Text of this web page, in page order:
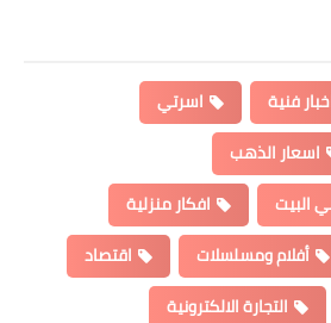
فنية
اسرتي
اسعار الذهب
البيت
افكار منزلية
أفلام ومسلسلات
اقتصاد
التجارة الالكترونية